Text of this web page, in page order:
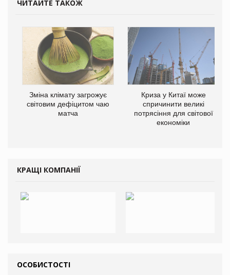
ЧИТАЙТЕ ТАКОЖ
Зміна клімату загрожує
світовим дефіцитом чаю
матча
Криза у Китаї може
спричинити великі
потрясіння для світової
економіки
КРАЩІ КОМПАНІЇ
ОСОБИСТОСТІ